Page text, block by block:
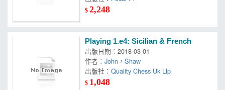
$2,248
Playing 1.e4: Sicilian & French
出版日期：2018-03-01
作者：John ，Shaw
出版社：Quality Chess Uk Llp
$ 1,048